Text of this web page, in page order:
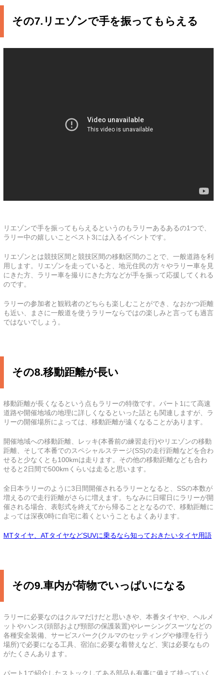
その7.リエゾンで手を振ってもらえる
リエゾンで手を振ってもらえるというのもラリーあるあるの1つで、
ラリー中の嬉しいことベスト3には入るイベントです。
リエゾンとは競技区間と競技区間の移動区間のことで、一般道路を利
用します。リエゾンを走っていると、地元住民の方々やラリー車を見
にきた方、ラリー車を撮りにきた方などが手を振って応援してくれる
のです。
ラリーの参加者と観戦者のどちらも楽しむことができ、なおかつ距離
も近い、まさに一般道を使うラリーならではの楽しみと言っても過言
ではないでしょう。
その8.移動距離が長い
移動距離が長くなるという点もラリーの特徴です。パート1にて高速
道路や開催地域の地理に詳しくなるといった話とも関連しますが、ラ
リーの開催場所によっては、移動距離が遠くなることがあります。
開催地域への移動距離、レッキ(本番前の練習走行)やリエゾンの移動
距離、そして本番でのスペシャルステージ(SS)の走行距離などを合わ
せると少なくとも100kmは走ります。その他の移動距離なども合わ
せると2日間で500kmくらいは走ると思います。
全日本ラリーのように3日間開催されるラリーとなると、SSの本数が
増えるので走行距離がさらに増えます。ちなみに日曜日にラリーが開
催される場合、表彰式を終えてから帰ることとなるので、移動距離に
よっては深夜0時に自宅に着くということもよくあります。
MTタイヤ、ATタイヤなどSUVに乗るなら知っておきたいタイヤ用語
その9.車内が荷物でいっぱいになる
ラリーに必要なのはクルマだけだと思いきや、本番タイヤや、ヘルメ
ットやハンス(頭部および頸部の保護装置)やレーシングスーツなどの
各種安全装備、サービスパーク(クルマのセッティングや修理を行う
場所)で必要になる工具、宿泊に必要な着替えなど、実は必要なもの
がたくさんあります。
パート1で紹介したストックしてある部品も有事に備えて持っていく